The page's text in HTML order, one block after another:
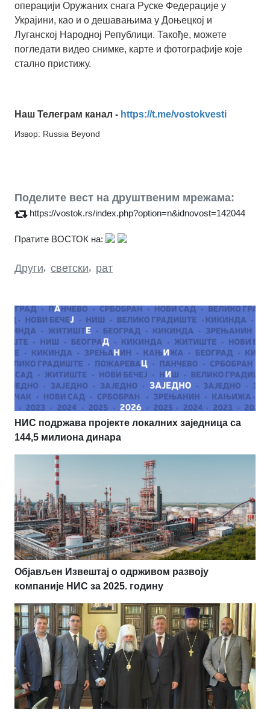
операцији Оружаних снага Руске Федерације у
Украјини, као и о дешавањима у Доњецкој и
Луганској Народној Републици. Такође, можете
погледати видео снимке, карте и фотографије које
стално пристижу.
Наш Телеграм канал - https://t.me/vostokvesti
Извор: Russia Beyond
Поделите вест на друштвеним мрежама:
https://vostok.rs/index.php?option=n&idnovost=142044
Пратите ВОСТОК на:
Други, светски, рат
НИС подржава пројекте локалних заједница са
144,5 милиона динара
Објављен Извештај о одрживом развоју
компаније НИС за 2025. годину